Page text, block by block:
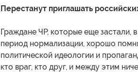
Перестанут приглашать
Граждане ЧР, которые еще застали,
период нормализации, хорошо
политической идеологии и
кто враг, кто друг, и между этим